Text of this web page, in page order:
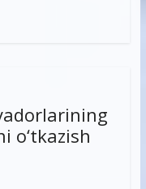
o‘tkazish